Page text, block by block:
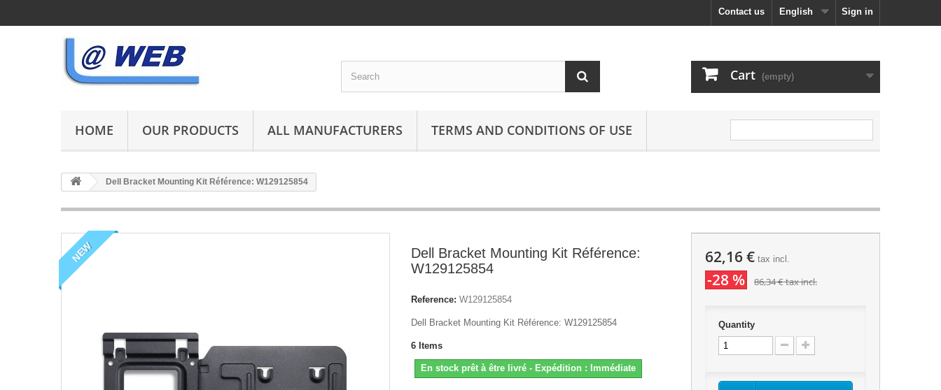
Sign in
English
Contact us
Cart (empty)
HOME OUR PRODUCTS ALL MANUFACTURERS TERMS AND CONDITIONS OF USE
Dell Bracket Mounting Kit Référence: W129125854
NEW
Dell Bracket Mounting Kit Référence:
W129125854
Reference: W129125854
Dell Bracket Mounting Kit Référence: W129125854
6 Items
En stock prêt à être livré - Expédition : Immédiate
62,16 €tax incl.
-28 % 86,34 €tax incl.
Quantity